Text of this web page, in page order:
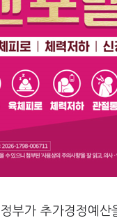
부가 추가경정예